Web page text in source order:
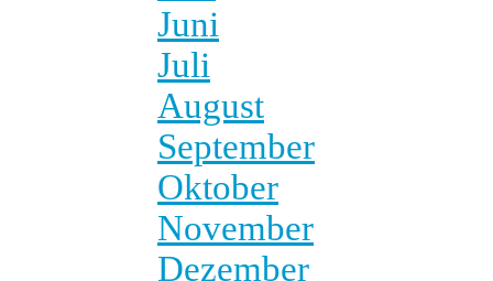
Juni
Juli
August
September
Oktober
November
Dezember